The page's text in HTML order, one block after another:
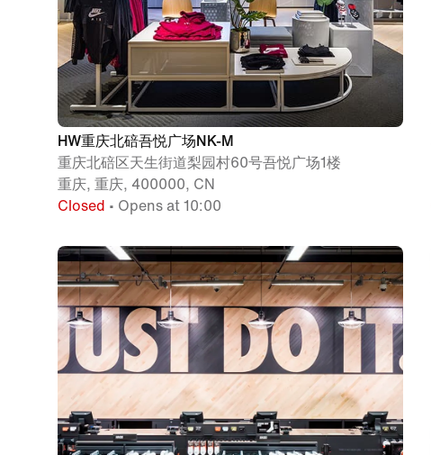
HW重庆北碚吾悦广场NK-M
重庆北碚区天生街道梨园村60号吾悦广场1楼
重庆, 重庆, 400000, CN
Closed • Opens at 10:00